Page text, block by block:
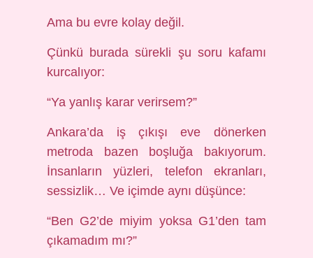
Ama bu evre kolay değil.
Çünkü burada sürekli şu soru kafamı
kurcalıyor:
“Ya yanlış karar verirsem?”
Ankara’da iş çıkışı eve dönerken
metroda bazen boşluğa bakıyorum.
İnsanların yüzleri, telefon ekranları,
sessizlik… Ve içimde aynı düşünce:
“Ben G2’de miyim yoksa G1’den tam
çıkamadım mı?”